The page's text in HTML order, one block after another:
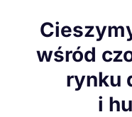
wśród
rynku
i